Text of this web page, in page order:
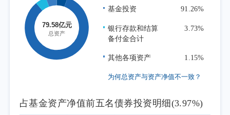
行业层面，中概互联网行业受美联储议息
表态显著转鹰、降息预期持续延后压制成长股
估值中枢、国内内需修复节奏偏弱拖累平台盈
利改善、企业AI资本开支持续高增引发短期盈
化等多重因素综合影响，本报告期内中证海外
本报告期为本基金的正常运作期，本基金
基金投资 91.26%
银行存款和结算
备付金合计
3.73%
其他各项资产 1.15%
为何总资产与资产净值不一致？
占基金资产净值前五名债券投资明细(3.97%)